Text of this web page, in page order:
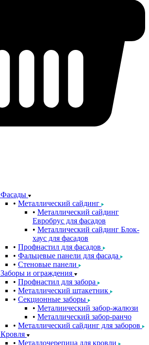
Фасады
Металлический сайдинг
Металлический сайдинг
Евробрус для фасадов
Металлический сайдинг Блок-
хаус для фасадов
Профнастил для фасадов
Фальцевые панели для фасада
Стеновые панели
Заборы и ограждения
Профнастил для забора
Металлический штакетник
Секционные заборы
Металиический забор-жалюзи
Металлический забор-ранчо
Металлический сайдинг для заборов
Кровля
Металлочерепица для кровли